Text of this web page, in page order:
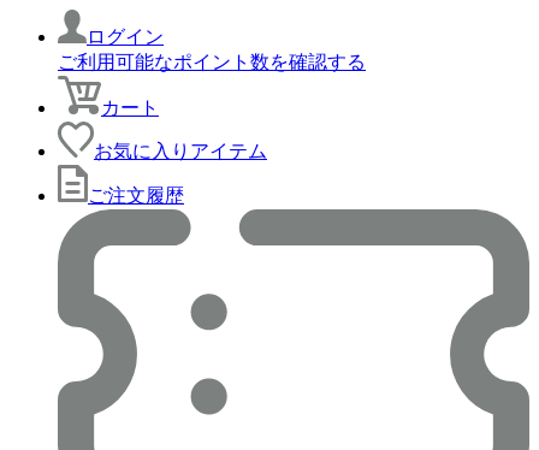
ログイン
ご利用可能なポイント数を確認する
カート
お気に入りアイテム
ご注文履歴